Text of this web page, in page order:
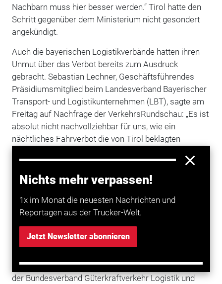
Nichts mehr verpassen!
1x im Monat die neuesten Nachrichten und
Reportagen aus der Trucker-Welt.
Jetzt Newsletter abonnieren
Nachbarn muss hier besser werden.“ Tirol hatte den
Schritt gegenüber dem Ministerium nicht gesondert
angekündigt.
Auch die bayerischen Logistikverbände hatten ihren
Unmut über das Verbot bereits zum Ausdruck
gebracht. Sebastian Lechner, Geschäftsführendes
Präsidiumsmitglied beim Landesverband Bayerischer
Transport- und Logistikunternehmen (LBT), sagte am
Freitag auf Nachfrage der VerkehrsRundschau: „Es ist
absolut nicht nachvollziehbar für uns, wie ein
nächtliches Fahrverbot die von Tirol beklagten
„diskriminierend“, weil Transporte, die in Tirol
beginnen oder enden ausdrücklich von dem Verbot
ausgenommen sind. Daher will der LBT jetzt
rechtliche Schritte prüfen und hat nach eigenen
gesprochen. Nach Aussage Lechners habe außerdem
der Bundesverband Güterkraftverkehr Logistik und